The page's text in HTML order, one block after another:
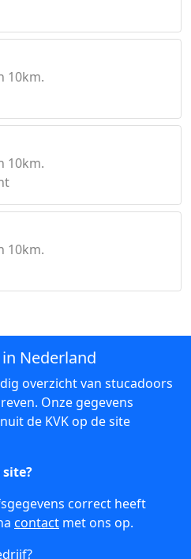
10km.
10km.
10km.
Nederland
overzicht van stucadoors
Onze gegevens
de KVK op de site
correct heeft
contact met ons op.